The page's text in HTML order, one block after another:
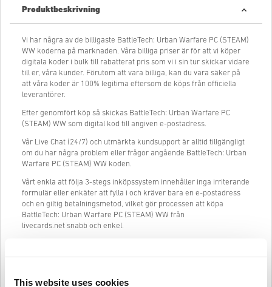
This website uses cookies
Produktbeskrivning
Vi har några av de billigaste BattleTech: Urban Warfare PC (STEAM)
WW koderna på marknaden. Våra billiga priser är för att vi köper
digitala koder i bulk till rabatterat pris som vi i sin tur skickar vidare
till er, våra kunder. Förutom att vara billiga, kan du vara säker på
att våra koder är 100% legitima eftersom de köps från officiella
leverantörer.
Efter genomfört köp så skickas BattleTech: Urban Warfare PC
(STEAM) WW som digital kod till angiven e-postadress.
Vår Live Chat (24/7) och utmärkta kundsupport är alltid tillgängligt
om du har några problem eller frågor angående BattleTech: Urban
Warfare PC (STEAM) WW koden.
Vårt enkla att följa 3-stegs inköpssystem innehåller inga irriterande
formulär eller enkäter att fylla i och kräver bara en e-postadress
och en giltig betalningsmetod, vilket gör processen att köpa
BattleTech: Urban Warfare PC (STEAM) WW från
livecards.net snabb och enkel.